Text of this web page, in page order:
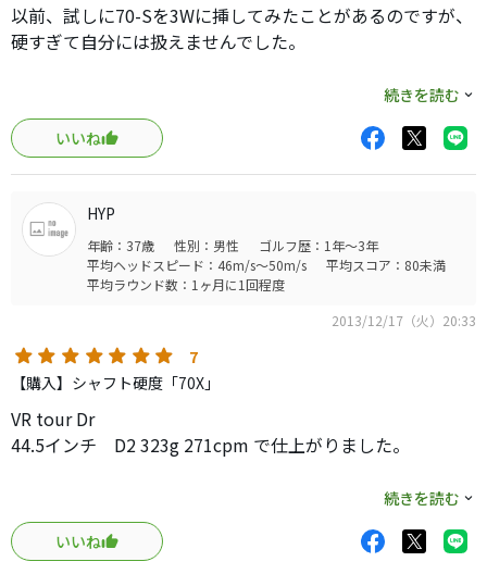
以前、試しに70-Sを3Wに挿してみたことがあるのですが、
硬すぎて自分には扱えませんでした。
カチャカチャドライバーを購入したので、リシャフトが気
軽に試せるのでVSプロトに再挑戦してみようと思い、以前
の経験からRフレックスを選択。正解でした。
他のクラブはSフレックスを使用していますが、VSプロト
は1フレックス落として丁度良い感じです。振動数計測はし
ておらず、あくまで振った感覚での感想ですが。
と思います。平均飛距離UP、フェアウェイキープ率UPに有
効なシャフトだと思います。
撓り方や挙動を上手く表現できないのですが、自分にはタ
イミングが取りやすくとても良い感じで振り抜けます。
コストパフォーマンスが最高です。ウン万円する高価なシ
ャフトを買う前に、アルディラを試してみることをお勧め
します。
続きを読む
いいね
HYP
年齢：37歳 性別：男性
ゴルフ歴：1年～3年
平均ヘッドスピード：46m/s～50m/s
平均スコア：80未満
平均ラウンド数：1ヶ月に1回程度
2013/12/17（火）20:33
7
【購入】シャフト硬度「70X」
VR tour Dr
44.5インチ D2 323g 271cpm で仕上がりました。
一発の飛距離はそれほどでもありませんが、とにかく安定
感があります。
シャフトにクセがなくマイルド(?)な感じで非常に振りやす
続きを読む
いいね